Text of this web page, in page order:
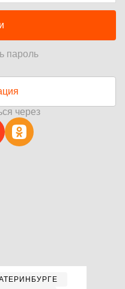
пароль
через